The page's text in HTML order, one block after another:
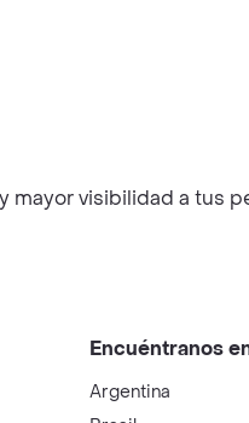
visibilidad a tus
Encuéntranos
Argentina